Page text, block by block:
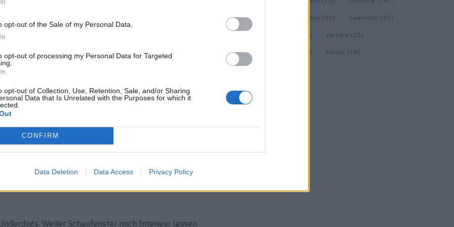
opt-out of the Sale of my Personal Data.
opt-out of processing my Personal Data for Targeted
opt-out of Collection, Use, Retention, Sale, and/or Sharing
Data that Is Unrelated with the Purposes for which it
CONFIRM
Data Deletion Data Access Privacy Policy
bis ins neue Jahr ausgebucht. Das mag an der
Gyoza in Zürich –, deren Gerichte so gut sind,
am freundlichen Service. Die Angestellten geben
der Küche weiter – authentischer geht’s nicht!
Weder Schaufenster noch Interieur lassen
Short Trip Sportmax (23) Swarovski (23)
(33) Versace (25)
Wolford (18) Zürich (38)